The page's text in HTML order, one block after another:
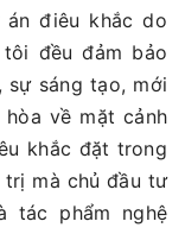
điêu khắc do
đều đảm bảo
sáng tạo, mới
về mặt cảnh
khắc đặt trong
mà chủ đầu tư
tác phẩm nghệ